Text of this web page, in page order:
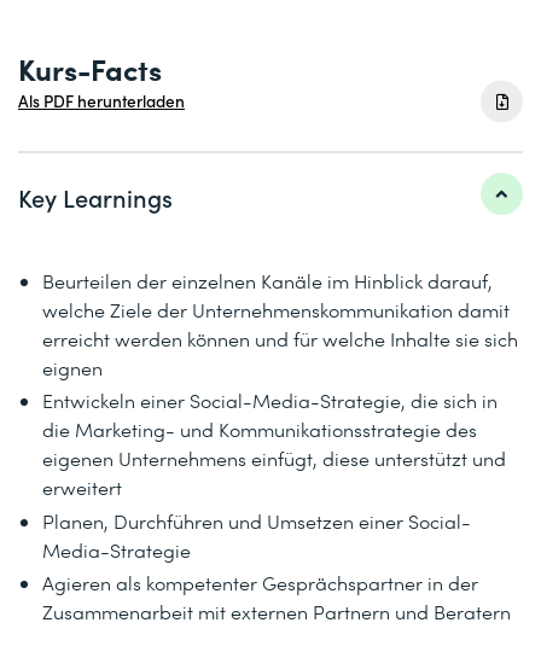
Kurs-Facts
Als PDF herunterladen
Key Learnings
Beurteilen der einzelnen Kanäle im Hinblick darauf,
welche Ziele der Unternehmenskommunikation damit
erreicht werden können und für welche Inhalte sie sich
eignen
Entwickeln einer Social-Media-Strategie, die sich in
die Marketing- und Kommunikationsstrategie des
eigenen Unternehmens einfügt, diese unterstützt und
erweitert
Planen, Durchführen und Umsetzen einer Social-
Media-Strategie
Agieren als kompetenter Gesprächspartner in der
Zusammenarbeit mit externen Partnern und Beratern